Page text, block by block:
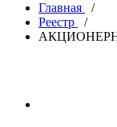
Главная
/
Реестр
/